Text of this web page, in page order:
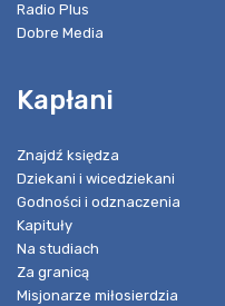
Radio Plus
Dobre Media
Kapłani
Znajdź księdza
Dziekani i wicedziekani
Godności i odznaczenia
Kapituły
Na studiach
Za granicą
Misjonarze miłosierdzia